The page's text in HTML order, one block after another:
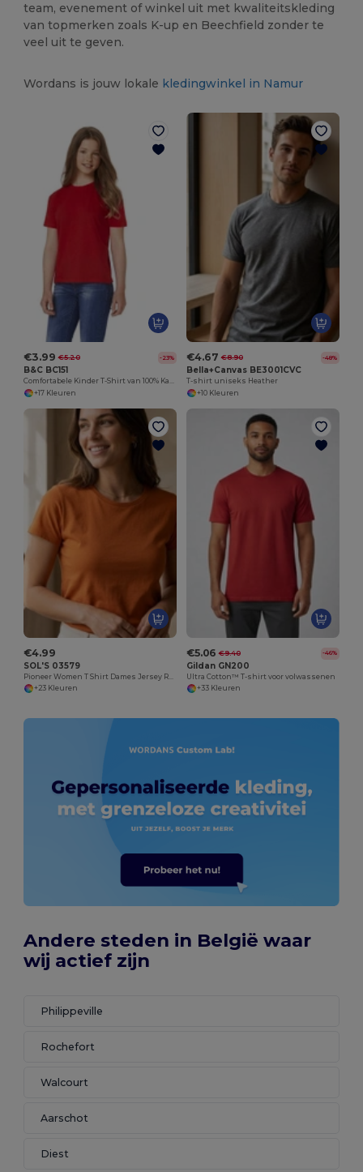
team, evenement of winkel uit met kwaliteitskleding
van topmerken zoals K-up en Beechfield zonder te
veel uit te geven.
Wordans is jouw lokale kledingwinkel in Namur
€3.99 €5.20 -23%
B&C BC151
Comfortabele Kinder T-Shirt van 100% Katoen
+17 Kleuren
€4.67 €8.90 -48%
Bella+Canvas BE3001CVC
T-shirt uniseks Heather
+10 Kleuren
€4.99
SOL'S 03579
+23 Kleuren
€5.06 €9.40 -46%
Gildan GN200
Ultra Cotton™ T-shirt voor volwassenen
+33 Kleuren
Andere steden in België waar
wij actief zijn
Philippeville
Rochefort
Walcourt
Aarschot
Diest